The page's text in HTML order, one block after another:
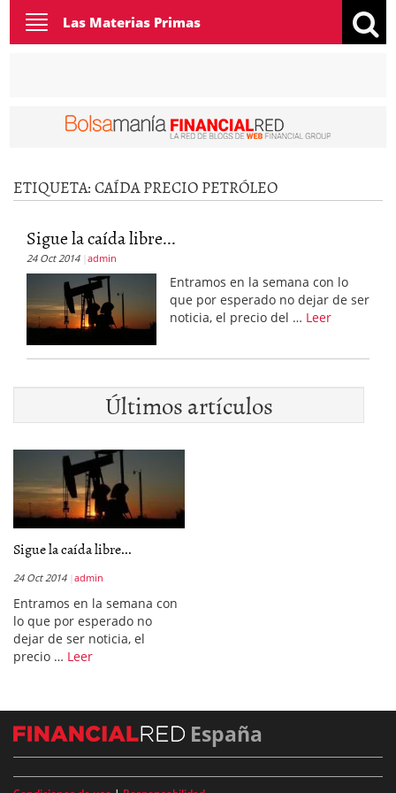
Toggle
navigation
Las Materias Primas
ETIQUETA:CAÍDA PRECIO PETRÓLEO
Sigue la caída libre...
24 Oct 2014 admin
Entramos en la semana con lo
que por esperado no dejar de ser
noticia, el precio del … Leer
Últimos artículos
Sigue la caída libre...
24 Oct 2014 admin
Entramos en la semana con
lo que por esperado no
dejar de ser noticia, el
precio … Leer
España